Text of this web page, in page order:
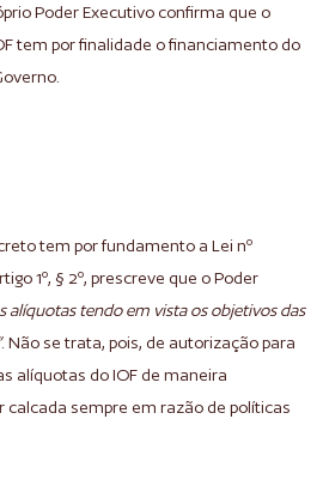
Poder Executivo confirma que o
tem por finalidade o financiamento do
tem por fundamento a Lei nº
1º, § 2º, prescreve que o Poder
alíquotas tendo em vista os objetivos das
. Não se trata, pois, de autorização para
alíquotas do IOF de maneira
sempre em razão de políticas